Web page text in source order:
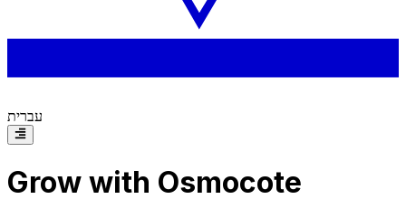
עברית
Grow with Osmocote